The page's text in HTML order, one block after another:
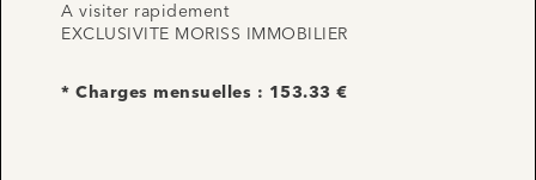
A visiter rapidement
EXCLUSIVITE MORISS IMMOBILIER
* Charges mensuelles : 153.33 €